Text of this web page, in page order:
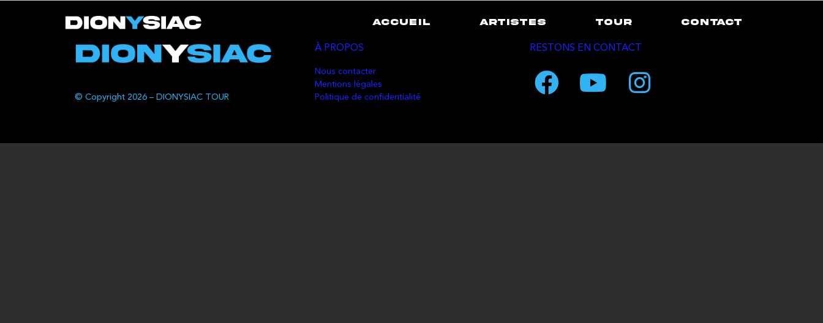
ACCUEIL ARTISTES TOUR CONTACT
© Copyright 2026 – DIONYSIAC TOUR
À PROPOS
Nous contacter
Mentions légales
Politique de confidentialité
RESTONS EN CONTACT